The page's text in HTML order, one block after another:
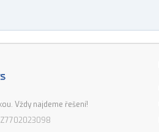
Vždy najdeme řešení!